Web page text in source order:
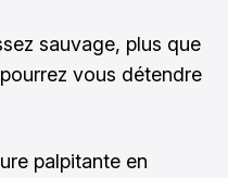
sauvage, plus que
vous détendre
palpitante en